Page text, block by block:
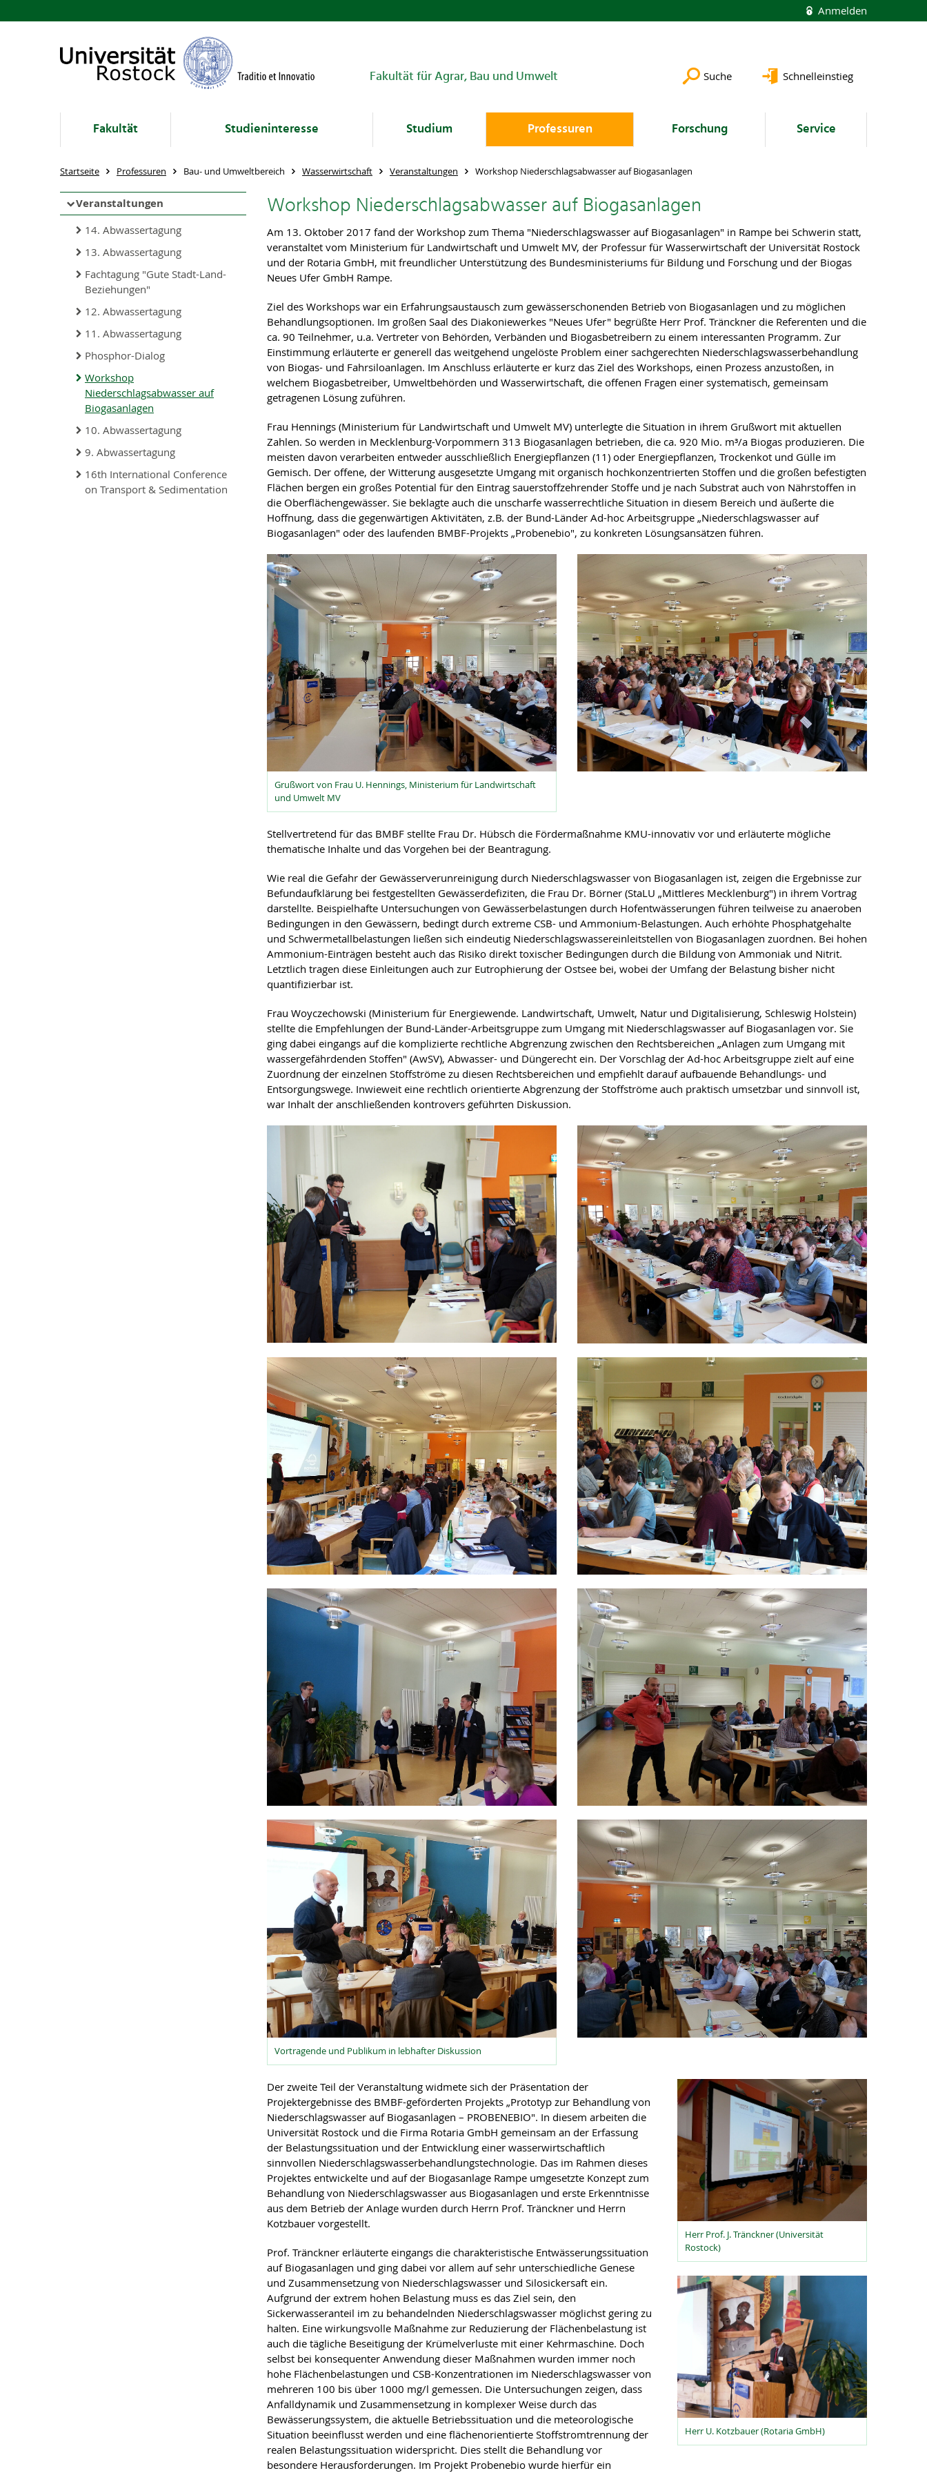
Anmelden
Fakultät für Agrar, Bau und Umwelt Suche Schnelleinstieg
Fakultät Studieninteresse Studium Professuren Forschung Service
Startseite Professuren Bau- und Umweltbereich Wasserwirtschaft Veranstaltungen Workshop Niederschlagsabwasser auf Biogasanlagen
Veranstaltungen
14. Abwassertagung
13. Abwassertagung
Fachtagung "Gute Stadt-Land-
Beziehungen"
12. Abwassertagung
11. Abwassertagung
Phosphor-Dialog
Workshop
Niederschlagsabwasser auf
Biogasanlagen
10. Abwassertagung
9. Abwassertagung
16th International Conference
on Transport & Sedimentation
Workshop Niederschlagsabwasser auf Biogasanlagen
Am 13. Oktober 2017 fand der Workshop zum Thema "Niederschlagswasser auf Biogasanlagen" in Rampe bei Schwerin statt,
veranstaltet vom Ministerium für Landwirtschaft und Umwelt MV, der Professur für Wasserwirtschaft der Universität Rostock
und der Rotaria GmbH, mit freundlicher Unterstützung des Bundesministeriums für Bildung und Forschung und der Biogas
Neues Ufer GmbH Rampe.
Ziel des Workshops war ein Erfahrungsaustausch zum gewässerschonenden Betrieb von Biogasanlagen und zu möglichen
Behandlungsoptionen. Im großen Saal des Diakoniewerkes "Neues Ufer" begrüßte Herr Prof. Tränckner die Referenten und die
ca. 90 Teilnehmer, u.a. Vertreter von Behörden, Verbänden und Biogasbetreibern zu einem interessanten Programm. Zur
Einstimmung erläuterte er generell das weitgehend ungelöste Problem einer sachgerechten Niederschlagswasserbehandlung
von Biogas- und Fahrsiloanlagen. Im Anschluss erläuterte er kurz das Ziel des Workshops, einen Prozess anzustoßen, in
welchem Biogasbetreiber, Umweltbehörden und Wasserwirtschaft, die offenen Fragen einer systematisch, gemeinsam
getragenen Lösung zuführen.
Frau Hennings (Ministerium für Landwirtschaft und Umwelt MV) unterlegte die Situation in ihrem Grußwort mit aktuellen
Zahlen. So werden in Mecklenburg-Vorpommern 313 Biogasanlagen betrieben, die ca. 920 Mio. m³/a Biogas produzieren. Die
meisten davon verarbeiten entweder ausschließlich Energiepflanzen (11) oder Energiepflanzen, Trockenkot und Gülle im
Gemisch. Der offene, der Witterung ausgesetzte Umgang mit organisch hochkonzentrierten Stoffen und die großen befestigten
Flächen bergen ein großes Potential für den Eintrag sauerstoffzehrender Stoffe und je nach Substrat auch von Nährstoffen in
die Oberflächengewässer. Sie beklagte auch die unscharfe wasserrechtliche Situation in diesem Bereich und äußerte die
Hoffnung, dass die gegenwärtigen Aktivitäten, z.B. der Bund-Länder Ad-hoc Arbeitsgruppe „Niederschlagswasser auf
Biogasanlagen" oder des laufenden BMBF-Projekts „Probenebio", zu konkreten Lösungsansätzen führen.
Grußwort von Frau U. Hennings, Ministerium für Landwirtschaft
und Umwelt MV
Stellvertretend für das BMBF stellte Frau Dr. Hübsch die Fördermaßnahme KMU-innovativ vor und erläuterte mögliche
thematische Inhalte und das Vorgehen bei der Beantragung.
Wie real die Gefahr der Gewässerverunreinigung durch Niederschlagswasser von Biogasanlagen ist, zeigen die Ergebnisse zur
Befundaufklärung bei festgestellten Gewässerdefiziten, die Frau Dr. Börner (StaLU „Mittleres Mecklenburg") in ihrem Vortrag
darstellte. Beispielhafte Untersuchungen von Gewässerbelastungen durch Hofentwässerungen führen teilweise zu anaeroben
Bedingungen in den Gewässern, bedingt durch extreme CSB- und Ammonium-Belastungen. Auch erhöhte Phosphatgehalte
und Schwermetallbelastungen ließen sich eindeutig Niederschlagswassereinleitstellen von Biogasanlagen zuordnen. Bei hohen
Ammonium-Einträgen besteht auch das Risiko direkt toxischer Bedingungen durch die Bildung von Ammoniak und Nitrit.
Letztlich tragen diese Einleitungen auch zur Eutrophierung der Ostsee bei, wobei der Umfang der Belastung bisher nicht
quantifizierbar ist.
Frau Woyczechowski (Ministerium für Energiewende. Landwirtschaft, Umwelt, Natur und Digitalisierung, Schleswig Holstein)
stellte die Empfehlungen der Bund-Länder-Arbeitsgruppe zum Umgang mit Niederschlagswasser auf Biogasanlagen vor. Sie
ging dabei eingangs auf die komplizierte rechtliche Abgrenzung zwischen den Rechtsbereichen „Anlagen zum Umgang mit
wassergefährdenden Stoffen" (AwSV), Abwasser- und Düngerecht ein. Der Vorschlag der Ad-hoc Arbeitsgruppe zielt auf eine
Zuordnung der einzelnen Stoffströme zu diesen Rechtsbereichen und empfiehlt darauf aufbauende Behandlungs- und
Entsorgungswege. Inwieweit eine rechtlich orientierte Abgrenzung der Stoffströme auch praktisch umsetzbar und sinnvoll ist,
war Inhalt der anschließenden kontrovers geführten Diskussion.
Vortragende und Publikum in lebhafter Diskussion
Herr Prof. J. Tränckner (Universität
Rostock)
Herr U. Kotzbauer (Rotaria GmbH)
Der zweite Teil der Veranstaltung widmete sich der Präsentation der
Projektergebnisse des BMBF-geförderten Projekts „Prototyp zur Behandlung von
Niederschlagswasser auf Biogasanlagen – PROBENEBIO". In diesem arbeiten die
Universität Rostock und die Firma Rotaria GmbH gemeinsam an der Erfassung
der Belastungssituation und der Entwicklung einer wasserwirtschaftlich
sinnvollen Niederschlagswasserbehandlungstechnologie. Das im Rahmen dieses
Projektes entwickelte und auf der Biogasanlage Rampe umgesetzte Konzept zum
Behandlung von Niederschlagswasser aus Biogasanlagen und erste Erkenntnisse
aus dem Betrieb der Anlage wurden durch Herrn Prof. Tränckner und Herrn
Kotzbauer vorgestellt.
Prof. Tränckner erläuterte eingangs die charakteristische Entwässerungssituation
auf Biogasanlagen und ging dabei vor allem auf sehr unterschiedliche Genese
und Zusammensetzung von Niederschlagswasser und Silosickersaft ein.
Aufgrund der extrem hohen Belastung muss es das Ziel sein, den
Sickerwasseranteil im zu behandelnden Niederschlagswasser möglichst gering zu
halten. Eine wirkungsvolle Maßnahme zur Reduzierung der Flächenbelastung ist
auch die tägliche Beseitigung der Krümelverluste mit einer Kehrmaschine. Doch
selbst bei konsequenter Anwendung dieser Maßnahmen wurden immer noch
hohe Flächenbelastungen und CSB-Konzentrationen im Niederschlagswasser von
mehreren 100 bis über 1000 mg/l gemessen. Die Untersuchungen zeigen, dass
Anfalldynamik und Zusammensetzung in komplexer Weise durch das
Bewässerungssystem, die aktuelle Betriebssituation und die meteorologische
Situation beeinflusst werden und eine flächenorientierte Stoffstromtrennung der
realen Belastungssituation widerspricht. Dies stellt die Behandlung vor
besondere Herausforderungen. Im Projekt Probenebio wurde hierfür ein